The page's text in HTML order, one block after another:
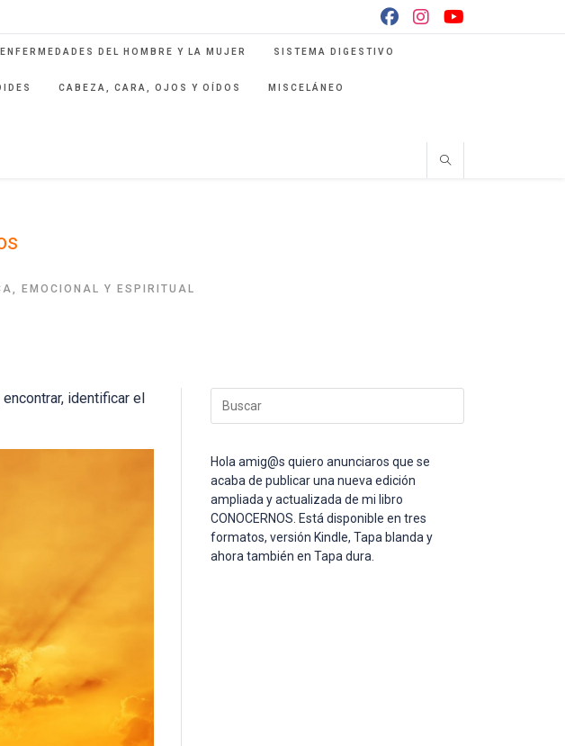
ENFERMEDADES DEL HOMBRE Y LA MUJER SISTEMA DIGESTIVO
CABEZA, CARA, OJOS Y OÍDOS MISCELÁNEO
EMOCIONAL Y ESPIRITUAL
identificar el
Hola amig@s quiero anunciaros que se
acaba de publicar una nueva edición
ampliada y actualizada de mi libro
CONOCERNOS. Está disponible en tres
formatos, versión Kindle, Tapa blanda y
ahora también en Tapa dura.